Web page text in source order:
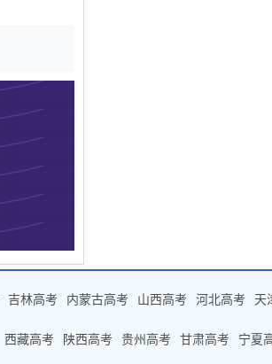
吉林高考 内蒙古高考 山西高考 河北高考 天
西藏高考 陕西高考 贵州高考 甘肃高考 宁夏